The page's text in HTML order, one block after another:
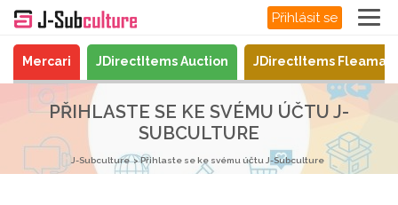
Přihlásit se
Mercari JDirectItems Auction JDirectItems
PŘIHLASTE SE KE SVÉMU ÚČTU J-
SUBCULTURE
J-Subculture Přihlaste se ke svému účtu J-Subculture